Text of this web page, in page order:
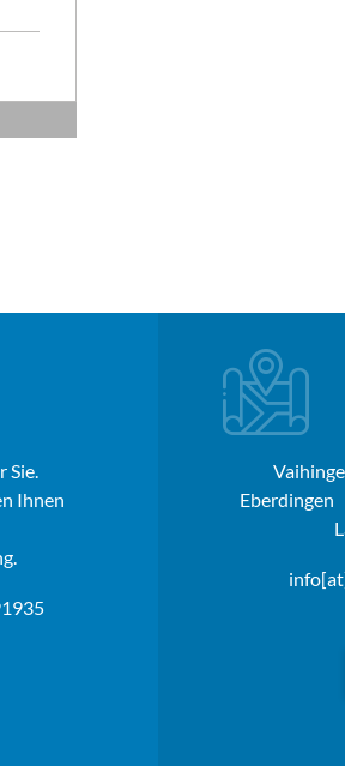
Sie.
Ihnen
Eberdingen